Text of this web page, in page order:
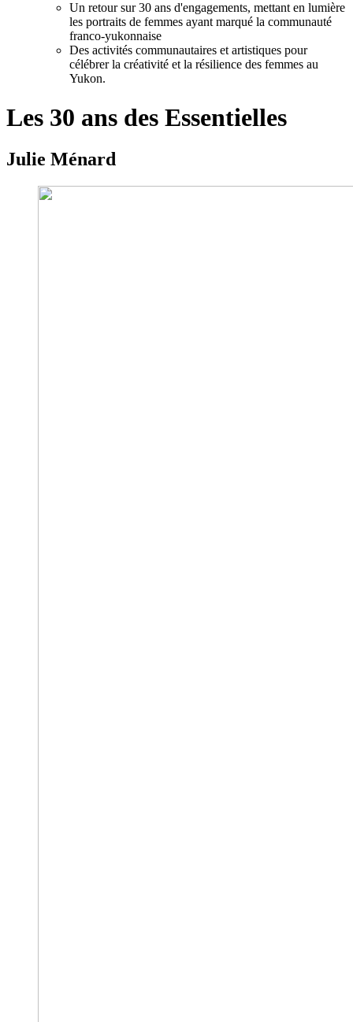
Un retour sur 30 ans d'engagements, mettant en lumière
les portraits de femmes ayant marqué la communauté
franco-yukonnaise
Des activités communautaires et artistiques pour
célébrer la créativité et la résilience des femmes au
Yukon.
Les 30 ans des Essentielles
Julie Ménard